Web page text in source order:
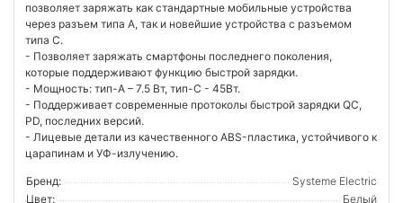
позволяет заряжать как стандартные мобильные устройства
через разъем типа А, так и новейшие устройства с разъемом
типа С.
- Позволяет заряжать смартфоны последнего поколения,
которые поддерживают функцию быстрой зарядки.
- Мощность: тип-A – 7.5 Вт, тип-С - 45Вт.
- Поддерживает современные протоколы быстрой зарядки QC,
PD, последних версий.
- Лицевые детали из качественного ABS-пластика, устойчивого к
царапинам и УФ-излучению.
Бренд:
Systeme Electric
Цвет:
Белый